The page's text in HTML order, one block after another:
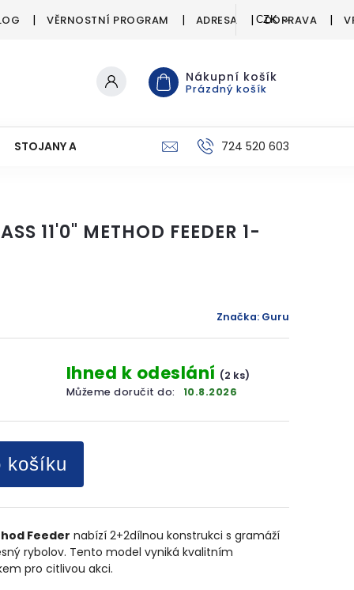
VĚRNOSTNÍ PROGRAM ADRESA DOPRAVA
CZK
Nákupní košík
Prázdný košík
STOJANY A SIGNALIZÁTORY PÉČE O ÚLOVEK
724 520 603
11'0" METHOD FEEDER 1-
Značka: Guru
Ihned k odeslání (2 ks)
Můžeme doručit do:
10.8.2026
košíku
Feeder nabízí 2+2dílnou konstrukci s gramáží
rybolov. Tento model vyniká kvalitním
pro citlivou akci.